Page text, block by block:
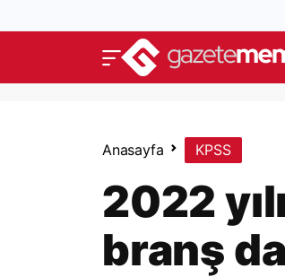
Anasayfa KPSS
2022
branş